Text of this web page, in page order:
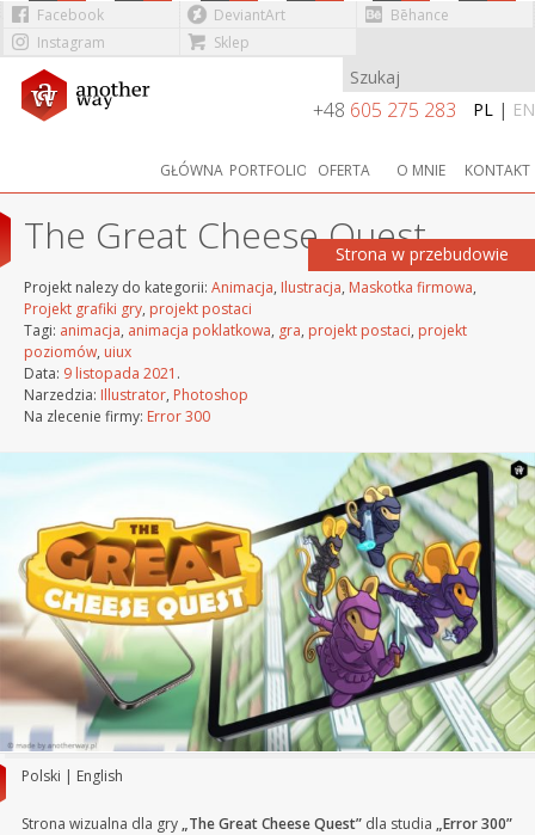
Facebook DeviantArt
Bēhance
Instagram
Sklep
+48 605 275 283 PL | EN
GŁÓWNA PORTFOLIO OFERTA O MNIE KONTAKT
Strona w przebudowie
The Great Cheese Quest
Projekt nalezy do kategorii: Animacja, Ilustracja, Maskotka firmowa,
Projekt grafiki gry, projekt postaci
Tagi: animacja, animacja poklatkowa, gra, projekt postaci, projekt
poziomów, uiux
Data: 9 listopada 2021 .
Narzedzia: Illustrator, Photoshop
Na zlecenie firmy: Error 300
Polski | English
Strona wizualna dla gry „The Great Cheese Quest”dla studia „Error 300”